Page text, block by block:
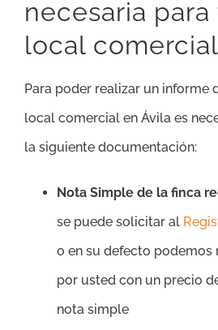
necesaria para
local
Para poder realizar un informe
local comercial en Ávila es
la siguiente documentación:
Nota Simple de la finca
se puede solicitar al
o en su defecto podemos
por usted con un precio
nota simple